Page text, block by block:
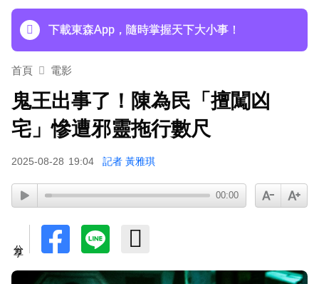
下載東森App，隨時掌握天下大小事！
首頁 電影
鬼王出事了！陳為民「擅闖凶
宅」慘遭邪靈拖行數尺
2025-08-28 19:04 記者 黃雅琪
00:00